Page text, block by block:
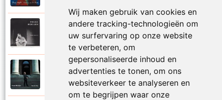
Wij maken gebruik van cookies en
andere tracking-technologieën om
uw surfervaring op onze website
te verbeteren, om
gepersonaliseerde inhoud en
advertenties te tonen, om ons
websiteverkeer te analyseren en
om te begrijpen waar onze
Frank Boeijen
Onschuld
Frank Boeijen
Op een dag